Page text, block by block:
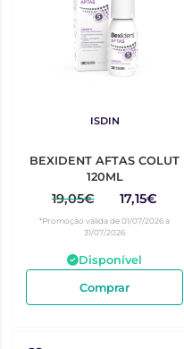
ISDIN
BEXIDENT AFTAS COLUT
120ML
19,05€ 17,15€
*Promoção válida de 01/07/2026 a
31/07/2026
Disponível
Comprar